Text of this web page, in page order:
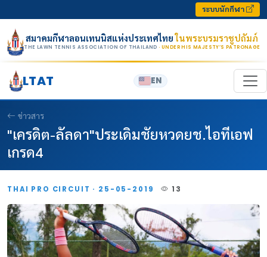
ระบบนักกีฬา
สมาคมกีฬาลอนเทนนิสแห่งประเทศไทยในพระบรมราชูปถัมภ์
THE LAWN TENNIS ASSOCIATION OF THAILAND · UNDER HIS MAJESTY’S PATRONAGE
LTAT EN
ข่าวสาร
"เครดิต-ลัลดา"ประเดิมชัยหวดยช.ไอทีเอฟ
เกรด4
THAI PRO CIRCUIT · 25-05-2019 13